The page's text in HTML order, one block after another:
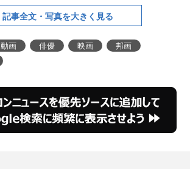
記事全文・写真を大きく見る
動画 俳優 映画
邦画